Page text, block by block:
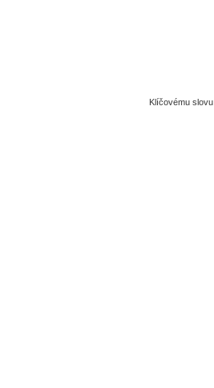
Klíčovému slovu